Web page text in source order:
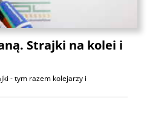
Strajki na kolei i
- tym razem kolejarzy i